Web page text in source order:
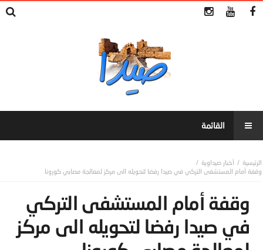
أخبار صيداوية
وقفة أمام المستشفى التركي في صيدا رفضا لتحويله الى مركز لمعالجة مصابي كورونا
وقفة أمام المستشفى التركي
في صيدا رفضا لتحويله الى مركز